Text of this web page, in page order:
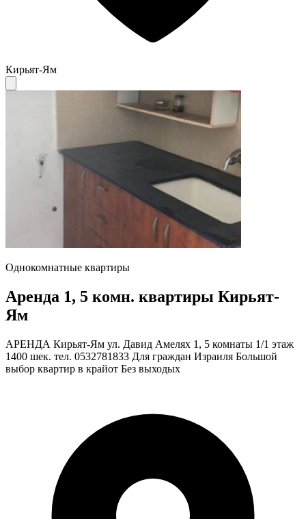
Кирьят-Ям
Однокомнатные квартиры
Аренда 1, 5 комн. квартиры Кирьят-
Ям
АРЕНДА Кирьят-Ям ул. Давид Амелях 1, 5 комнаты 1/1 этаж
1400 шек. тел. 0532781833 Для граждан Израиля Большой
выбор квартир в крайот Без выходых